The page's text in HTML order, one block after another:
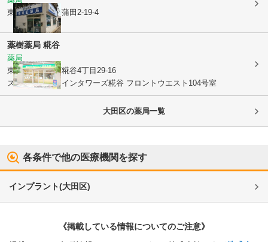
東京都大田区南蒲田2-19-4
薬樹薬局 糀谷
薬局
東京都大田区西糀谷4丁目29-16
ステーションツインタワーズ糀谷 フロントウエスト104号室
大田区の薬局一覧
各条件で他の医療機関を探す
インプラント(大田区)
《掲載している情報についてのご注意》